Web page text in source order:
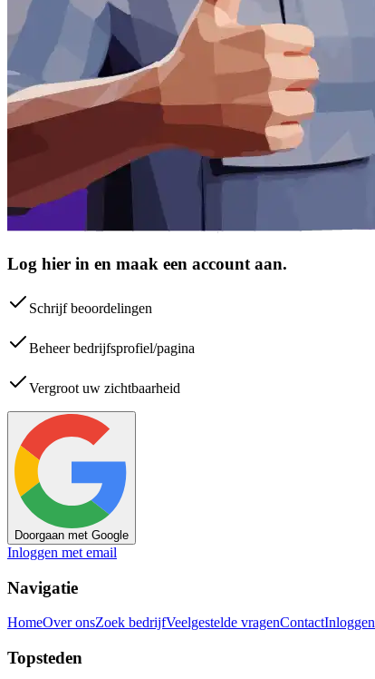
Log hier in en maak een account aan.
Schrijf beoordelingen
Beheer bedrijfsprofiel/pagina
Vergroot uw zichtbaarheid
Doorgaan met Google
Inloggen met email
Navigatie
HomeOver onsZoek bedrijfVeelgestelde vragenContactInloggen
Topsteden